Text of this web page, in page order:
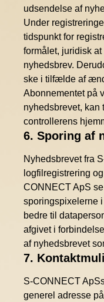
udsendelse af
Under
tidspunkt for
formålet, juridisk
nyhedsbrev.
ske i tilfælde af
Abonnementet på
nyhedsbrevet, kan
controllerens
6. Sporing af
Nyhedsbrevet fra
logfilregistrering
CONNECT ApS
sporingspixelerne
bedre til
afgivet i
af nyhedsbrevet
7.
S-CONNECT
generel adresse